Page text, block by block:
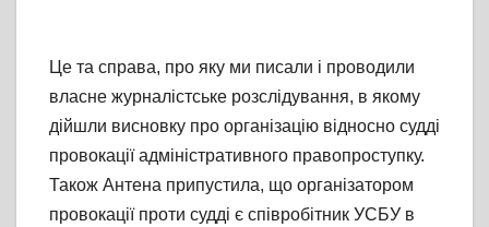
Це та справа, про яку ми писали і проводили
власне журналістське розслідування, в якому
дійшли висновку про організацію відносно судді
провокації адміністративного правопроступку.
Також Антена припустила, що організатором
провокації проти судді є співробітник УСБУ в